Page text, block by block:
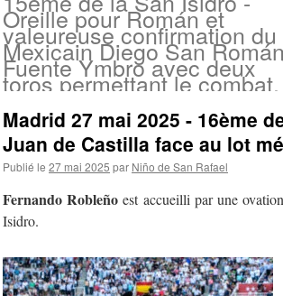
Oreille pour Román et
valeureuse confirmation du
Mexicain Diego San
Fuente Ymbro avec deux
toros permettant le combat.
Madrid 27 mai 2025 - 16ème
Juan de Castilla face au lot
Publié le 27 mai 2025 par Niño de San Rafael
Fernando Robleño est accueilli par une
Isidro.